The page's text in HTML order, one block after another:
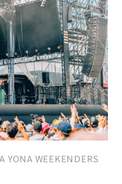
YONA WEEKENDERS